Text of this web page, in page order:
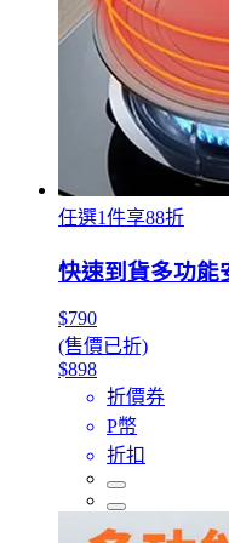
任選1件享88折
快速到貨多功能
$790
(售價已折)
$898
折價券
P幣
折扣